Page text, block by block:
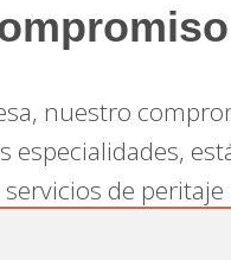
nuestro
especialidades,
de